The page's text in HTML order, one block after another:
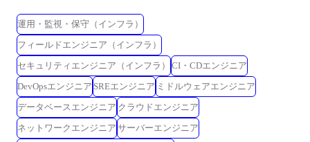
運用・監視・保守（インフラ）
フィールドエンジニア（インフラ）
セキュリティエンジニア（インフラ）
CI・CDエンジニア
DevOpsエンジニア SREエンジニア ミドルウェアエンジニア
データベースエンジニア クラウドエンジニア
ネットワークエンジニア サーバーエンジニア